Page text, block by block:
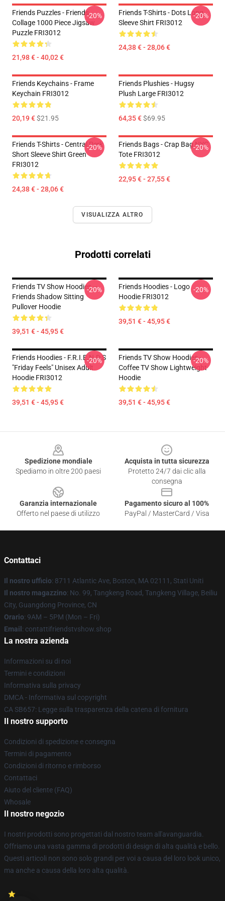
Friends Puzzles - Friends
Collage 1000 Piece Jigsaw
Puzzle FRI3012
21,98 € - 40,02 €
-20%
Friends T-Shirts - Dots Long
Sleeve Shirt FRI3012
24,38 € - 28,06 €
-20%
Friends Keychains - Frame
Keychain FRI3012
20,19 €$21.95
Friends Plushies - Hugsy
Plush Large FRI3012
64,35 €$69.95
Friends T-Shirts - Central Perk
Short Sleeve Shirt Green
FRI3012
24,38 € - 28,06 €
-20%
Friends Bags - Crap Bag NYC
Tote FRI3012
22,95 € - 27,55 €
-20%
VISUALIZZA ALTRO
Prodotti correlati
Friends TV Show Hoodies –
Friends Shadow Sitting
Pullover Hoodie
39,51 € - 45,95 €
-20%
Friends Hoodies - Logo
Hoodie FRI3012
39,51 € - 45,95 €
-20%
Friends Hoodies - F.R.I.E.N.D.S
"Friday Feels" Unisex Adult
Hoodie FRI3012
39,51 € - 45,95 €
-20%
Friends TV Show Hoodies -
Coffee TV Show Lightweight
Hoodie
39,51 € - 45,95 €
-20%
Spedizione mondiale
Spediamo in oltre 200 paesi
Acquista in tutta sicurezza
Protetto 24/7 dai clic alla
consegna
Garanzia internazionale
Offerto nel paese di utilizzo
Pagamento sicuro al 100%
PayPal / MasterCard / Visa
Contattaci
Il nostro ufficio: 8711 Atlantic Ave, Boston, MA 02111, Stati Uniti
Il nostro magazzino: No. 99, Tangkeng Road, Tangkeng Village, Beiliu
City, Guangdong Province, CN
Orario: 9AM – 5PM (Mon – Fri)
Email : contattifriendstvshow.shop
La nostra azienda
Informazioni su di noi
Termini e condizioni
Informativa sulla privacy
DMCA - Informativa sul copyright
CA SB657: Legge sulla trasparenza della catena di fornitura
Il nostro supporto
Condizioni di spedizione e consegna
Termini di pagamento
Condizioni di ritorno e rimborso
Contattaci
Aiuto del cliente (FAQ)
Whosale
Il nostro negozio
I nostri prodotti sono progettati dal nostro team all'avanguardia.
Offriamo una vasta gamma di prodotti di design di alta qualità e bello.
Questi articoli non sono solo grandi per voi a causa del loro look unico,
ma anche a causa della loro alta qualità.